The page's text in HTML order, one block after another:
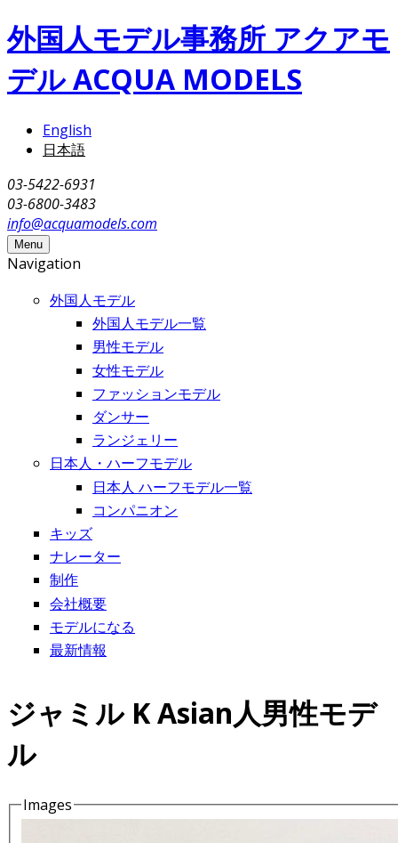
メインコンテンツに移動
外国人モデル事務所 アクアモ
デル ACQUA MODELS
English
日本語
03-5422-6931
03-6800-3483
info@acquamodels.com
Menu
Navigation
外国人モデル
外国人モデル一覧
男性モデル
女性モデル
ファッションモデル
ダンサー
ランジェリー
日本人・ハーフモデル
日本人 ハーフモデル一覧
コンパニオン
キッズ
ナレーター
制作
会社概要
モデルになる
最新情報
ジャミル K Asian人男性モデ
ル
Details
Images